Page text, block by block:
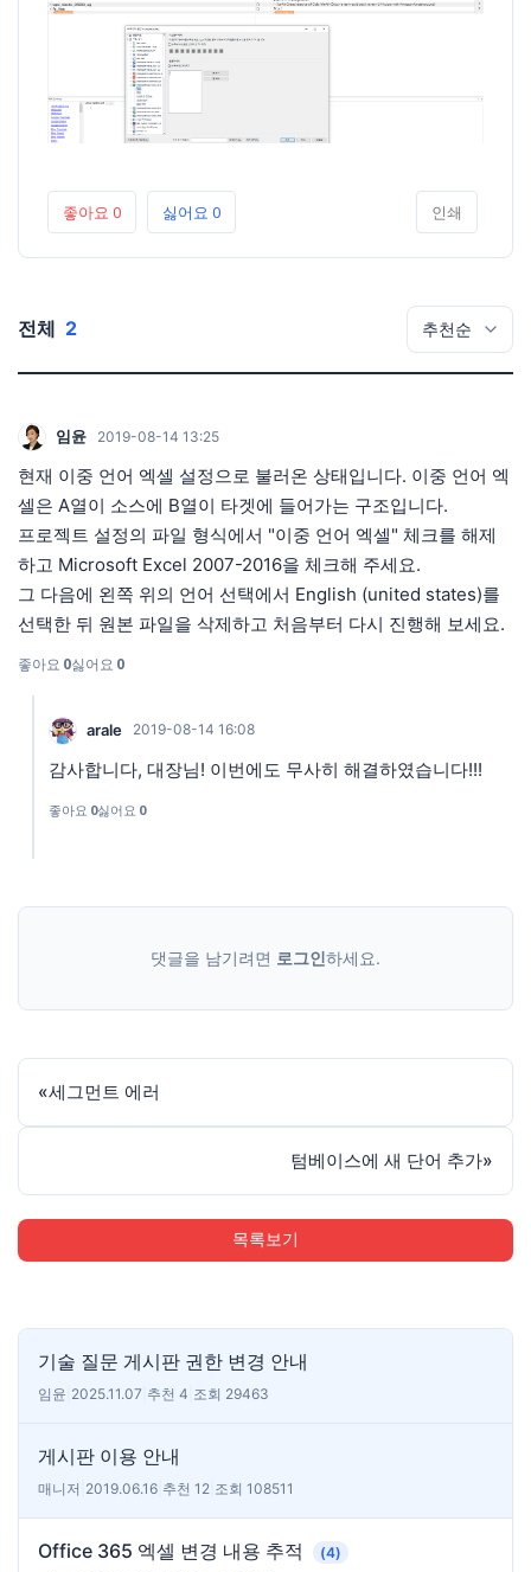
좋아요 0 싫어요 0 인쇄
전체 2
임윤 2019-08-14 13:25
현재 이중 언어 엑셀 설정으로 불러온 상태입니다. 이중 언어 엑
셀은 A열이 소스에 B열이 타겟에 들어가는 구조입니다.
프로젝트 설정의 파일 형식에서 "이중 언어 엑셀" 체크를 해제
하고 Microsoft Excel 2007-2016을 체크해 주세요.
그 다음에 왼쪽 위의 언어 선택에서 English (united states)를
선택한 뒤 원본 파일을 삭제하고 처음부터 다시 진행해 보세요.
좋아요 0싫어요 0
arale 2019-08-14 16:08
감사합니다, 대장님! 이번에도 무사히 해결하였습니다!!!
좋아요 0싫어요 0
댓글을 남기려면 로그인하세요.
«세그먼트 에러
텀베이스에 새 단어 추가»
목록보기
기술 질문 게시판 권한 변경 안내
임윤 2025.11.07 추천 4 조회 29463
게시판 이용 안내
매니저 2019.06.16 추천 12 조회 108511
Office 365 엑셀 변경 내용 추적
(4)